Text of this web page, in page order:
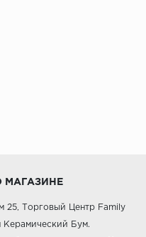
МАГАЗИНЕ
25, Торговый Центр Family
Керамический Бум.